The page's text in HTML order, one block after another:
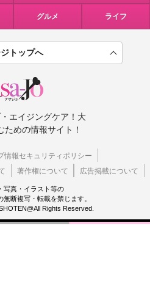
グルメ ライフ
トップへ
エイジングケア！大
ための情報サイト！
情報セキュリティポリシー
著作権について 広告掲載について
写真・イラスト等の
断複写・転載を禁じます。
Rights Reserved.